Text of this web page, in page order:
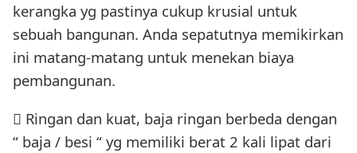
kerangka yg pastinya cukup krusial untuk
sebuah bangunan. Anda sepatutnya memikirkan
ini matang-matang untuk menekan biaya
pembangunan.
 Ringan dan kuat, baja ringan berbeda dengan
“ baja / besi “ yg memiliki berat 2 kali lipat dari